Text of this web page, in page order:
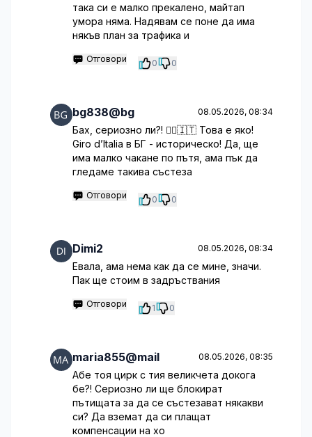
така си е малко прекалено, майтап
умора няма. Надявам се поне да има
някъв план за трафика и
Отговори 0 0
bg838@bg 08.05.2026, 08:34
Бах, сериозно ли?! 🚴‍♂️🇮🇹 Това е яко!
Giro d’Italia в БГ - историческо! Да, ще
има малко чакане по пътя, ама пък да
гледаме такива състеза
Отговори 0 0
Dimi2 08.05.2026, 08:34
Евала, ама нема как да се мине, значи.
Пак ще стоим в задръствания
Отговори 1 0
maria855@mail 08.05.2026, 08:35
Абе тоя цирк с тия великчета докога
бе?! Сериозно ли ще блокират
пътищата за да се състезават някакви
си? Да вземат да си плащат
компенсации на хо